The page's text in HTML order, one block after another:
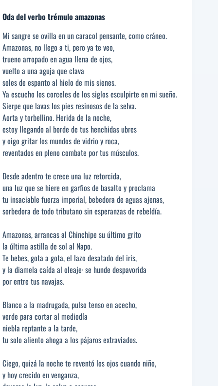
Oda del verbo trémulo amazonas
Mi sangre se ovilla en un caracol pensante, como cráneo.
Amazonas, no llego a ti, pero ya te veo,
trueno arropado en agua llena de ojos,
vuelto a una aguja que clava
soles de espanto al hielo de mis sienes.
Ya escucho los corceles de los siglos esculpirte en mi sueño.
Sierpe que lavas los pies resinosos de la selva.
Aorta y torbellino. Herida de la noche,
estoy llegando al borde de tus henchidas ubres
y oigo gritar los mundos de vidrio y roca,
reventados en pleno combate por tus músculos.
Desde adentro te crece una luz retorcida,
una luz que se hiere en garfios de basalto y proclama
tu insaciable fuerza imperial, bebedora de aguas ajenas,
sorbedora de todo tributano sin esperanzas de rebeldía.
Amazonas, arrancas al Chinchipe su último grito
la última astilla de sol al Napo.
Te bebes, gota a gota, el lazo desatado del iris,
y la diamela caída al oleaje· se hunde despavorida
por entre tus navajas.
Blanco a la madrugada, pulso tenso en acecho,
verde para cortar al mediodía
niebla reptante a la tarde,
tu solo aliento ahoga a los pájaros extraviados.
Ciego, quizá la noche te reventó los ojos cuando niño,
y hoy crecido en venganza,